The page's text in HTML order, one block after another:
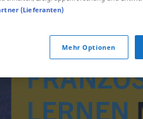
(Lieferanten)
Mehr Optionen